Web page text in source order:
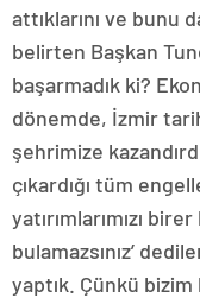
attıklarını ve bunu
belirten Başkan
başarmadık ki?
dönemde, İzmir
şehrimize
çıkardığı tüm
yatırımlarımızı
bulamazsınız’
yaptık. Çünkü bizim